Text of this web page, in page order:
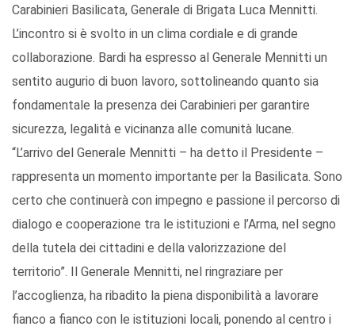
Carabinieri Basilicata, Generale di Brigata Luca Mennitti.
L’incontro si è svolto in un clima cordiale e di grande
collaborazione. Bardi ha espresso al Generale Mennitti un
sentito augurio di buon lavoro, sottolineando quanto sia
fondamentale la presenza dei Carabinieri per garantire
sicurezza, legalità e vicinanza alle comunità lucane.
“L’arrivo del Generale Mennitti – ha detto il Presidente –
rappresenta un momento importante per la Basilicata. Sono
certo che continuerà con impegno e passione il percorso di
dialogo e cooperazione tra le istituzioni e l’Arma, nel segno
della tutela dei cittadini e della valorizzazione del
territorio”. Il Generale Mennitti, nel ringraziare per
l’accoglienza, ha ribadito la piena disponibilità a lavorare
fianco a fianco con le istituzioni locali, ponendo al centro i